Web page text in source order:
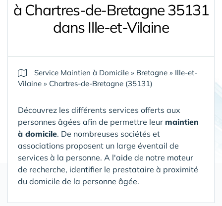
à Chartres-de-Bretagne 35131
dans Ille-et-Vilaine
Service Maintien à Domicile » Bretagne » Ille-et-
Vilaine » Chartres-de-Bretagne (35131)
Découvrez les différents services offerts aux
personnes âgées afin de permettre leur maintien
à domicile. De nombreuses sociétés et
associations proposent un large éventail de
services à la personne. A l'aide de notre moteur
de recherche, identifier le prestataire à proximité
du domicile de la personne âgée.